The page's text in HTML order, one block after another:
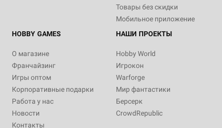
Товары без скидки
Мобильное приложение
HOBBY GAMES
О магазине
Франчайзинг
Игры оптом
Корпоративные подарки
Работа у нас
Новости
Контакты
НАШИ ПРОЕКТЫ
Hobby World
Игрокон
Warforge
Мир фантастики
Берсерк
CrowdRepublic